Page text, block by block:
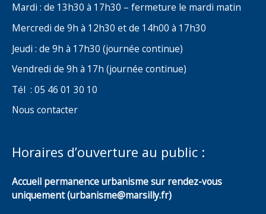
Mardi : de 13h30 à 17h30 – fermeture le mardi matin
Mercredi de 9h à 12h30 et de 14h00 à 17h30
Jeudi : de 9h à 17h30 (journée continue)
Vendredi de 9h à 17h (journée continue)
Tél : 05 46 01 30 10
Nous contacter
Horaires d’ouverture au public :
Accueil permanence urbanisme sur rendez-vous
uniquement (urbanisme@marsilly.fr)